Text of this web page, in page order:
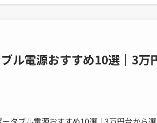
ル電源おすすめ10選｜3